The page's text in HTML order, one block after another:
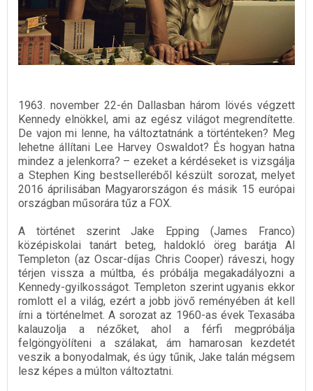
1963. november 22-én Dallasban három lövés végzett
Kennedy elnökkel, ami az egész világot megrendítette.
De vajon mi lenne, ha változtatnánk a történteken? Meg
lehetne állítani Lee Harvey Oswaldot? És hogyan hatna
mindez a jelenkorra? – ezeket a kérdéseket is vizsgálja
a Stephen King bestselleréből készült sorozat, melyet
2016 áprilisában Magyarországon és másik 15 európai
országban műsorára tűz a FOX.
A történet szerint Jake Epping (James Franco)
középiskolai tanárt beteg, haldokló öreg barátja Al
Templeton (az Oscar-díjas Chris Cooper) ráveszi, hogy
térjen vissza a múltba, és próbálja megakadályozni a
Kennedy-gyilkosságot. Templeton szerint ugyanis ekkor
romlott el a világ, ezért a jobb jövő reményében át kell
írni a történelmet. A sorozat az 1960-as évek Texasába
kalauzolja a nézőket, ahol a férfi megpróbálja
felgöngyölíteni a szálakat, ám hamarosan kezdetét
veszik a bonyodalmak, és úgy tűnik, Jake talán mégsem
lesz képes a múlton változtatni.